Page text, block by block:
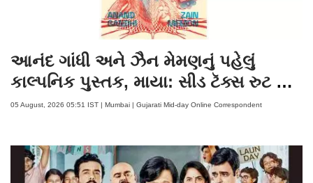
આનંદ ગાંધી અને ઝૈન મેમણનું પહેલું
કાલ્પનિક પુસ્તક, માયા: સીડ ટૅક્સ રુટ થશે
રિલીઝ
05 August, 2026 05:51 IST | Mumbai | Gujarati Mid-day Online Correspondent